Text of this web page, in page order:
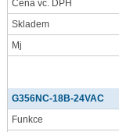
Cena vč. DPH
Skladem
Mj
G356NC-18B-24VAC
Funkce